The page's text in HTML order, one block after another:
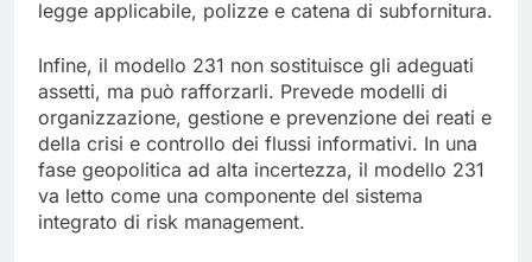
legge applicabile, polizze e catena di subfornitura.
Infine, il modello 231 non sostituisce gli adeguati
assetti, ma può rafforzarli. Prevede modelli di
organizzazione, gestione e prevenzione dei reati e
della crisi e controllo dei flussi informativi. In una
fase geopolitica ad alta incertezza, il modello 231
va letto come una componente del sistema
integrato di risk management.